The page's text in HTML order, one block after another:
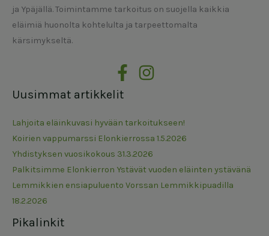
ja Ypäjällä. Toimintamme tarkoitus on suojella kaikkia
eläimiä huonolta kohtelulta ja tarpeettomalta
kärsimykseltä.
Uusimmat artikkelit
Lahjoita eläinkuvasi hyvään tarkoitukseen!
Koirien vappumarssi Elonkierrossa 1.5.2026
Yhdistyksen vuosikokous 31.3.2026
Palkitsimme Elonkierron Ystävät vuoden eläinten ystävänä
Lemmikkien ensiapuluento Vorssan Lemmikkipuadilla
18.2.2026
Pikalinkit